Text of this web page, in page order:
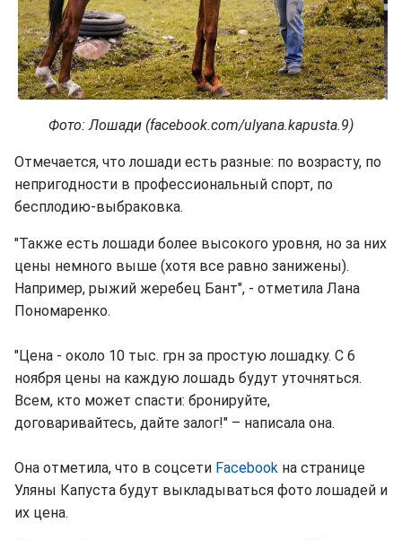
Фото: Лошади (facebook.com/ulyana.kapusta.9)
Отмечается, что лошади есть разные: по возрасту, по
непригодности в профессиональный спорт, по
бесплодию-выбраковка.
"Также есть лошади более высокого уровня, но за них
цены немного выше (хотя все равно занижены).
Например, рыжий жеребец Бант", - отметила Лана
Пономаренко.
"Цена - около 10 тыс. грн за простую лошадку. С 6
ноября цены на каждую лошадь будут уточняться.
Всем, кто может спасти: бронируйте,
договаривайтесь, дайте залог!" – написала она.
Она отметила, что в соцсети Facebook на странице
Уляны Капуста будут выкладываться фото лошадей и
их цена.